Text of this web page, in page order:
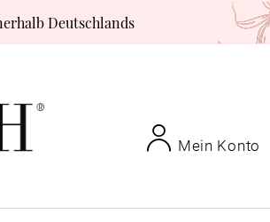
Deutschlands
Mein Konto